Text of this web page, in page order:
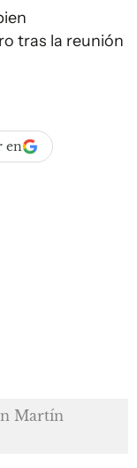
tras la reunión
en
Martín